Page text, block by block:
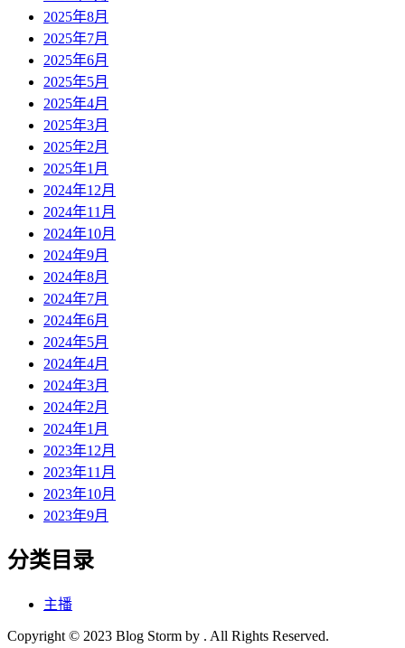
2025年8月
2025年7月
2025年6月
2025年5月
2025年4月
2025年3月
2025年2月
2025年1月
2024年12月
2024年11月
2024年10月
2024年9月
2024年8月
2024年7月
2024年6月
2024年5月
2024年4月
2024年3月
2024年2月
2024年1月
2023年12月
2023年11月
2023年10月
2023年9月
分类目录
主播
Copyright © 2023 Blog Storm by . All Rights Reserved.